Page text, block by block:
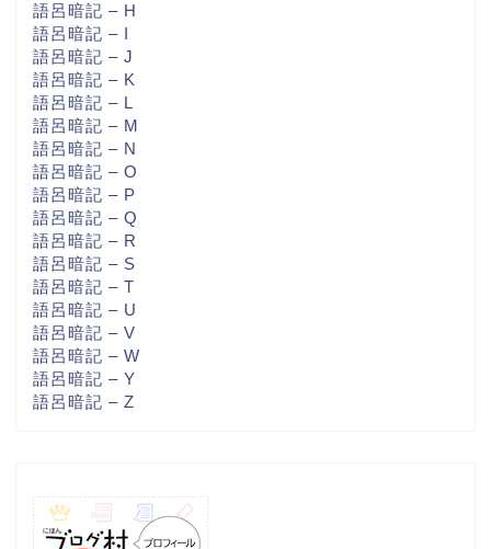
語呂暗記 – H
語呂暗記 – I
語呂暗記 – J
語呂暗記 – K
語呂暗記 – L
語呂暗記 – M
語呂暗記 – N
語呂暗記 – O
語呂暗記 – P
語呂暗記 – Q
語呂暗記 – R
語呂暗記 – S
語呂暗記 – T
語呂暗記 – U
語呂暗記 – V
語呂暗記 – W
語呂暗記 – Y
語呂暗記 – Z